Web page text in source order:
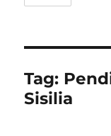
Tag:
Sisilia